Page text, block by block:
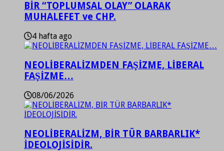
BİR “TOPLUMSAL OLAY” OLARAK
MUHALEFET ve CHP.
4 hafta ago
NEOLİBERALİZMDEN FAŞİZME, LİBERAL
FAŞİZME…
08/06/2026
NEOLİBERALİZM, BİR TÜR BARBARLIK*
İDEOLOJİSİDİR.